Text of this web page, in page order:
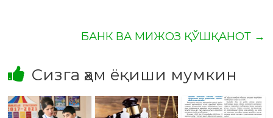
БАНК ВА МИЖОЗ ҚЎШҚАНОТ →
Сизга ҳам ёқиши мумкин